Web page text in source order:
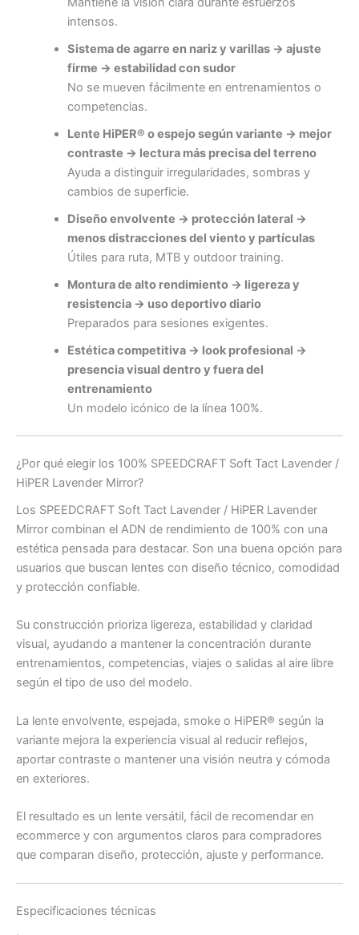
intensos.
Sistema de agarre en nariz y varillas → ajuste
firme → estabilidad con sudor
No se mueven fácilmente en entrenamientos o
competencias.
Lente HiPER® o espejo según variante → mejor
contraste → lectura más precisa del terreno
Ayuda a distinguir irregularidades, sombras y
cambios de superficie.
Diseño envolvente → protección lateral →
menos distracciones del viento y partículas
Útiles para ruta, MTB y outdoor training.
Montura de alto rendimiento → ligereza y
resistencia → uso deportivo diario
Preparados para sesiones exigentes.
Estética competitiva → look profesional →
presencia visual dentro y fuera del
entrenamiento
Un modelo icónico de la línea 100%.
¿Por qué elegir los 100% SPEEDCRAFT Soft Tact Lavender /
HiPER Lavender Mirror?
Los SPEEDCRAFT Soft Tact Lavender / HiPER Lavender
Mirror combinan el ADN de rendimiento de 100% con una
estética pensada para destacar. Son una buena opción para
usuarios que buscan lentes con diseño técnico, comodidad
y protección confiable.
Su construcción prioriza ligereza, estabilidad y claridad
visual, ayudando a mantener la concentración durante
entrenamientos, competencias, viajes o salidas al aire libre
según el tipo de uso del modelo.
La lente envolvente, espejada, smoke o HiPER® según la
variante mejora la experiencia visual al reducir reflejos,
aportar contraste o mantener una visión neutra y cómoda
en exteriores.
El resultado es un lente versátil, fácil de recomendar en
ecommerce y con argumentos claros para compradores
que comparan diseño, protección, ajuste y performance.
Especificaciones técnicas